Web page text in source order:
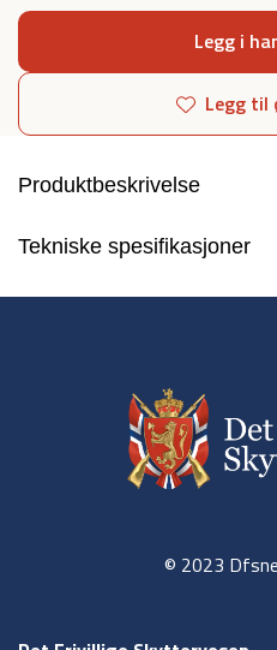
Legg i
Legg til
Produktbeskrivelse
Tekniske spesifikasjoner
© 2023